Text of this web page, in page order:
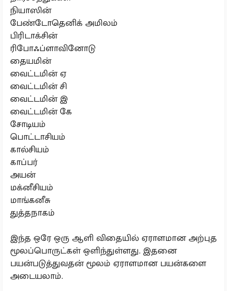
நியாஸின்
பேண்டோதெனிக் அமிலம்
பிரிடாக்சின்
ரிபோஃப்ளாவினோடு
தையமின்
வைட்டமின் ஏ
வைட்டமின் சி
வைட்டமின் இ
வைட்டமின் கே
சோடியம்
பொட்டாசியம்
கால்சியம்
காப்பர்
அயன்
மக்னீசியம்
மாங்கனீசு
துத்தநாகம்
இந்த ஒரே ஒரு ஆளி விதையில் ஏராளமான அற்புத
மூலப்பொருட்கள் ஒளிந்துள்ளது. இதனை
பயன்படுத்துவதன் மூலம் ஏராளமான பயன்களை
அடையலாம்.